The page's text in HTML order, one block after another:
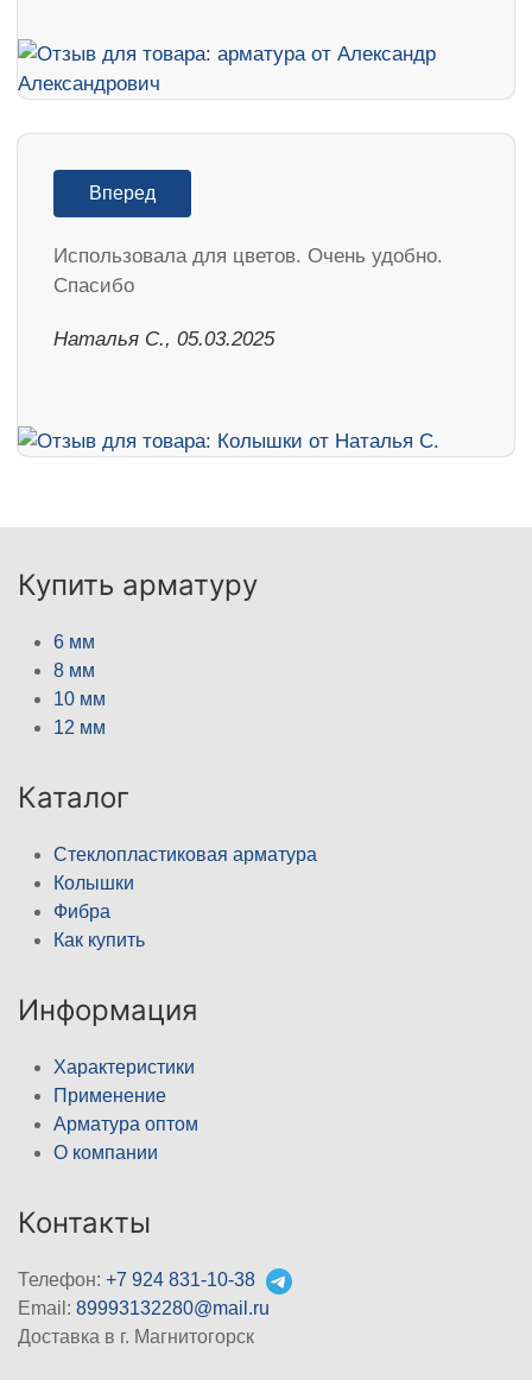
Вперед
Использовала для цветов. Очень удобно.
Спасибо
Наталья С., 05.03.2025
Купить арматуру
6 мм
8 мм
10 мм
12 мм
Каталог
Стеклопластиковая арматура
Колышки
Фибра
Как купить
Информация
Характеристики
Применение
Арматура оптом
О компании
Контакты
Телефон: +7 924 831-10-38
Email: 89993132280@mail.ru
Доставка в г. Магнитогорск